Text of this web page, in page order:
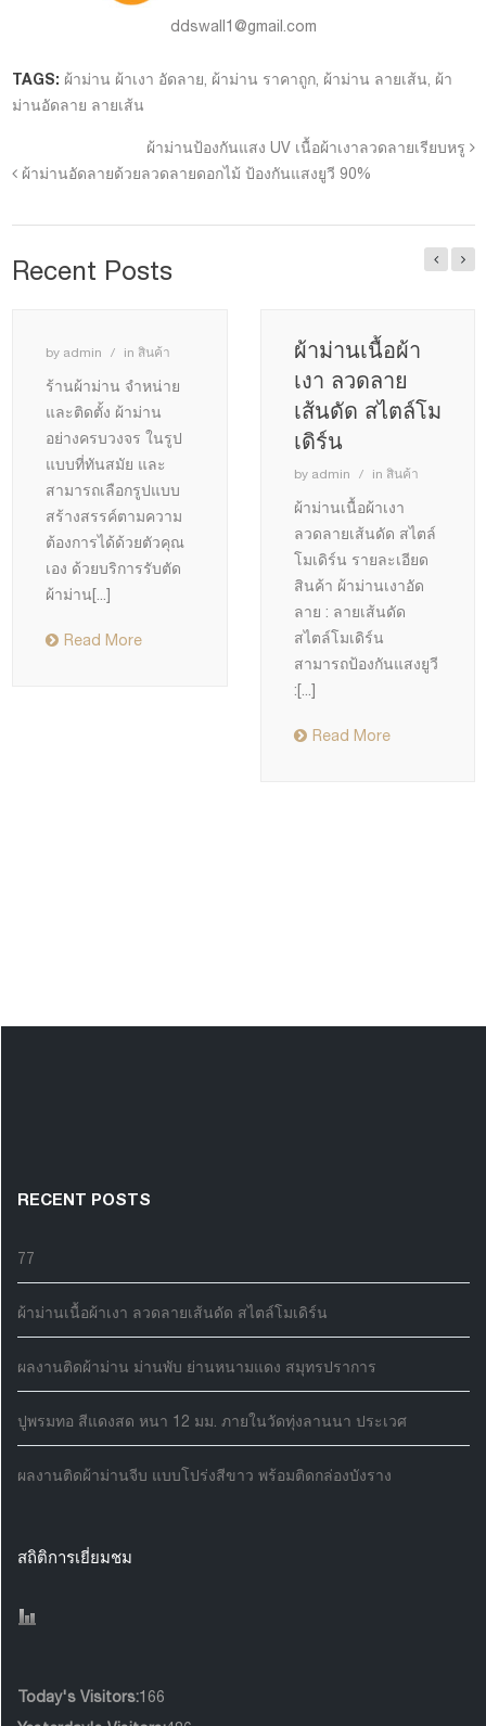
ddswall1@gmail.com
TAGS: ผ้าม่าน ผ้าเงา อัดลาย, ผ้าม่าน ราคาถูก, ผ้าม่าน ลายเส้น, ผ้า
ม่านอัดลาย ลายเส้น
ผ้าม่านป้องกันแสง UV เนื้อผ้าเงาลวดลายเรียบหรู
ผ้าม่านอัดลายด้วยลวดลายดอกไม้ ป้องกันแสงยูวี 90%
Recent Posts
by admin in สินค้า
ร้านผ้าม่าน จำหน่าย
และติดตั้ง ผ้าม่าน
อย่างครบวงจร ในรูป
แบบที่ทันสมัย และ
สามารถเลือกรูปแบบ
สร้างสรรค์ตามความ
ต้องการได้ด้วยตัวคุณ
เอง ด้วยบริการรับตัด
ผ้าม่าน[...]
Read More
ผ้าม่านเนื้อผ้า
เงา ลวดลาย
เส้นดัด สไตล์โม
เดิร์น
by admin in สินค้า
ผ้าม่านเนื้อผ้าเงา
ลวดลายเส้นดัด สไตล์
โมเดิร์น รายละเอียด
สินค้า ผ้าม่านเงาอัด
ลาย : ลายเส้นดัด
สไตล์โมเดิร์น
สามารถป้องกันแสงยูวี
:[...]
Read More
RECENT POSTS
77
ผ้าม่านเนื้อผ้าเงา ลวดลายเส้นดัด สไตล์โมเดิร์น
ผลงานติดผ้าม่าน ม่านพับ ย่านหนามแดง สมุทรปราการ
ปูพรมทอ สีแดงสด หนา 12 มม. ภายในวัดทุ่งลานนา ประเวศ
ผลงานติดผ้าม่านจีบ แบบโปร่งสีขาว พร้อมติดกล่องบังราง
สถิติการเยี่ยมชม
Today's Visitors:166